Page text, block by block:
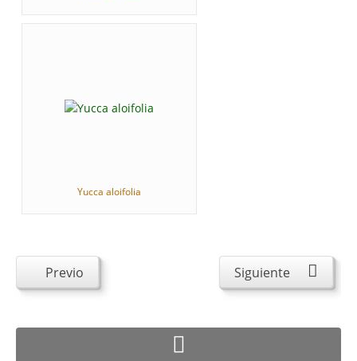
Yucca aloifolia
Previo Siguiente